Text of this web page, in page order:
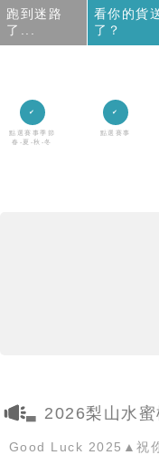
跑到迷路
了...
看你的貨
了？
點選賽事季節
春-夏-秋-冬
點選賽事
2026梨山水蜜
Good Luck 2025▲祝